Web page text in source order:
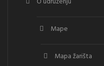
Mape
Mapa žarišta